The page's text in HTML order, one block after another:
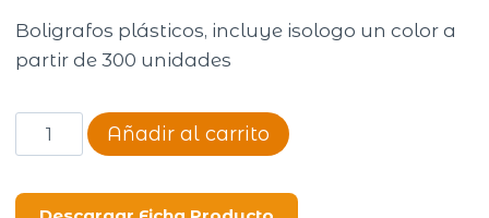
Boligrafos plásticos, incluye isologo un color a
partir de 300 unidades
Bolígrafo
Flutwo
Añadir al carrito